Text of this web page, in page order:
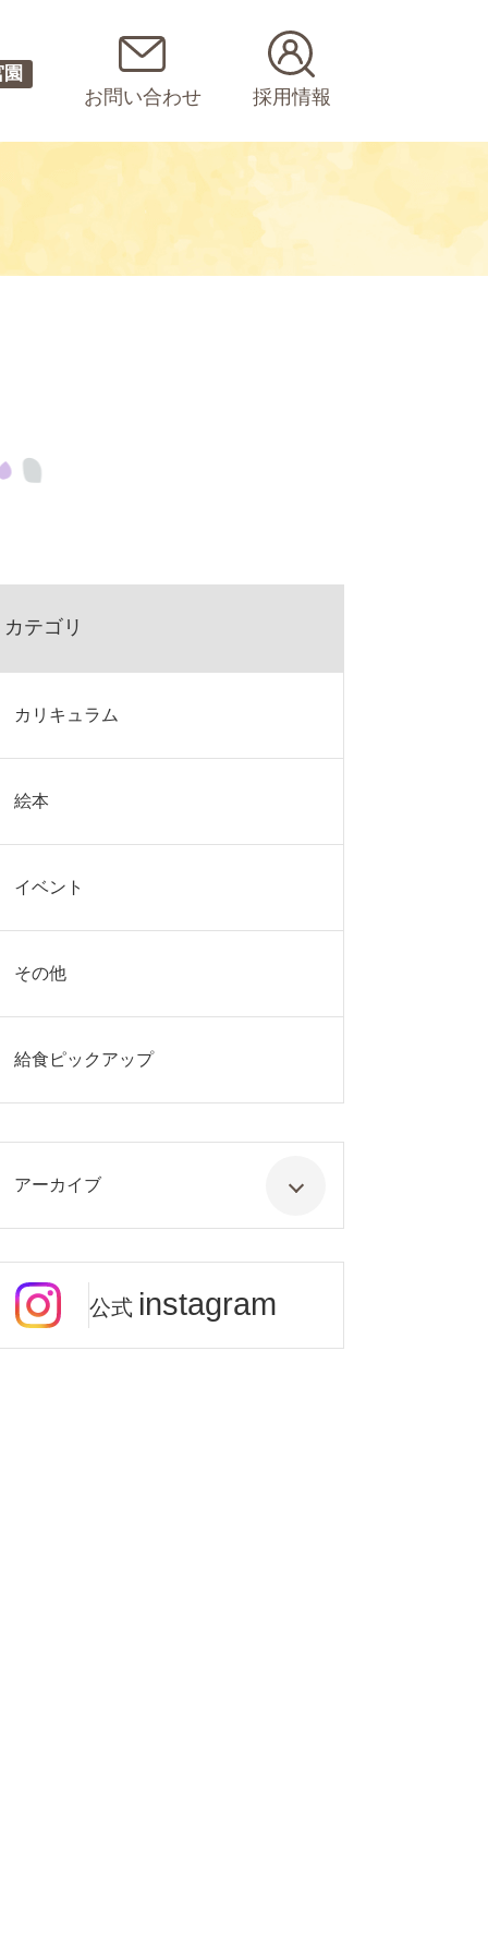
お問い合わせ 採用情報
カテゴリ
カリキュラム
絵本
イベント
その他
給食ピックアップ
アーカイブ
公式 instagram